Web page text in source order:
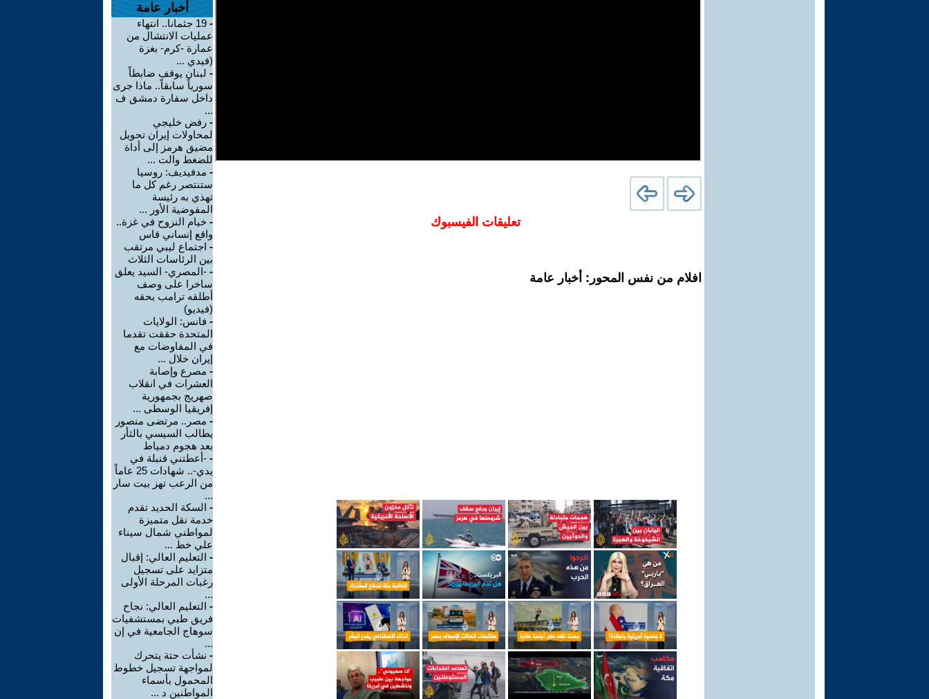
تعليقات الفيسبوك
افلام من نفس المحور: أخبار عامة
أخبار عامة
-
19 جثمانا.. انتهاء
عمليات الانتشال من
عمارة -كرم- بغزة
(فيدي ...
- لبنان يوقف ضابطاً
سورياً سابقاً.. ماذا جرى
داخل سفارة دمشق ف
...
- رفض خليجي
لمحاولات إيران تحويل
مضيق هرمز إلى أداة
للضغط والت ...
- مدفيديف: روسيا
ستنتصر رغم كل ما
تهذي به رئيسة
المفوضية الأور ...
- خيام النزوح في غزة..
واقع إنساني قاس
- اجتماع ليبي مرتقب
بين الرئاسات الثلاث
- -المصري- السيد يعلق
ساخرا على وصف
أطلقه ترامب بحقه
(فيديو)
- فانس: الولايات
المتحدة حققت تقدما
في المفاوضات مع
إيران خلال ...
- مصرع وإصابة
العشرات في انقلاب
صهريج بجمهورية
إفريقيا الوسطى ...
- مصر.. مرتضى منصور
يطالب السيسي بالثأر
بعد هجوم دمياط
- -أعطتني قنبلة في
يدي-.. شهادات 25 عاماً
من الرعب تهز بيت سار
...
- السكة الحديد تقدم
خدمة نقل متميزة
لمواطني شمال سيناء
علي خط ...
- التعليم العالي: إقبال
متزايد على تسجيل
رغبات المرحلة الأولى
...
- التعليم العالي: نجاح
فريق طبي بمستشفيات
سوهاج الجامعية في إن
...
- نشأت حتة يتحرك
لمواجهة تسجيل خطوط
المحمول بأسماء
المواطنين د ...